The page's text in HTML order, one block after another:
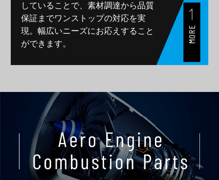
していることで、 素材調達から品質
保証までワンストップの対応を実
現。 幅広いニーズにお応えすること
ができます。
MORE